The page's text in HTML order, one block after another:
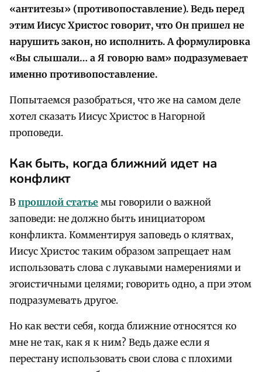
«антитезы» (противопоставление). Ведь перед
этим Иисус Христос говорит, что Он пришел не
нарушить закон, но исполнить. А формулировка
«Вы слышали… а Я говорю вам» подразумевает
именно противопоставление.
Попытаемся разобраться, что же на самом деле
хотел сказать Иисус Христос в Нагорной
проповеди.
Как быть, когда ближний идет на
конфликт
В прошлой статье мы говорили о важной
заповеди: не должно быть инициатором
конфликта. Комментируя заповедь о клятвах,
Иисус Христос таким образом запрещает нам
использовать слова с лукавыми намерениями и
эгоистичными целями; говорить одно, а при этом
подразумевать другое.
Но как вести себя, когда ближние относятся ко
мне не так, как я к ним? Ведь даже если я
перестану использовать свои слова с плохими